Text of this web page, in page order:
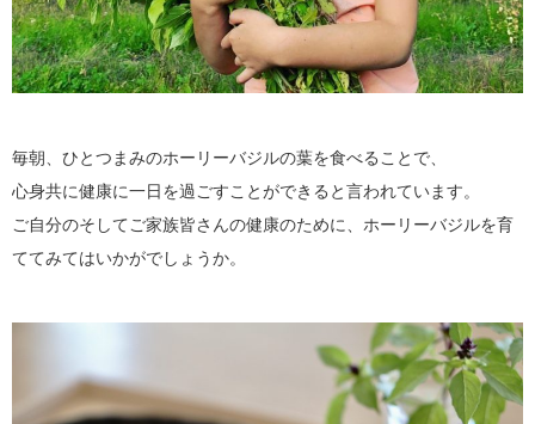
毎朝、ひとつまみのホーリーバジルの葉を食べることで、
心身共に健康に一日を過ごすことができると言われています。
ご自分のそしてご家族皆さんの健康のために、ホーリーバジルを育
ててみてはいかがでしょうか。